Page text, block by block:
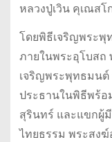
หลวงปู่เวิน คุเณสโ
โดยพิธีเจริญพระ
ภายในพระอุโบสถ
เจริญพระพุทธมนต์
ประธานในพิธีพร้อ
สุรินทร์ และแขกผู้มี
ไทยธรรม พระสง